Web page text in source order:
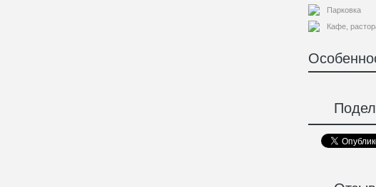
Парковка
Кафе,